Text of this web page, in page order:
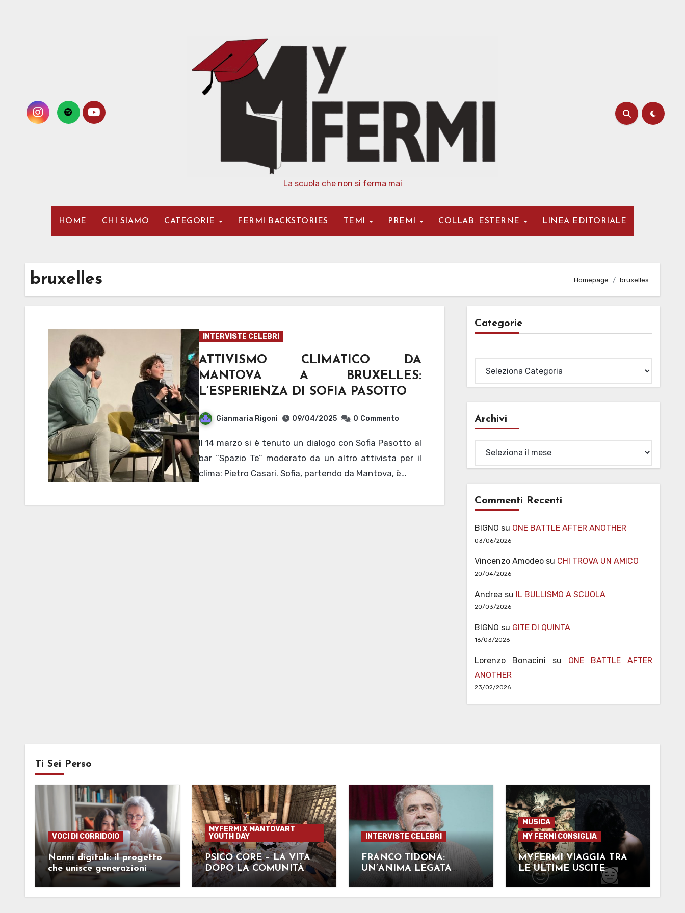
La scuola che non si ferma mai
HOME CHI SIAMO CATEGORIE FERMI BACKSTORIES TEMI PREMI COLLAB. ESTERNE LINEA EDITORIALE
bruxelles Homepage bruxelles
INTERVISTE CELEBRI
ATTIVISMO CLIMATICO DA
MANTOVA A BRUXELLES:
L’ESPERIENZA DI SOFIA PASOTTO
Gianmaria Rigoni 09/04/2025 0 Commento
Il 14 marzo si è tenuto un dialogo con Sofia Pasotto al
bar “Spazio Te” moderato da un altro attivista per il
clima: Pietro Casari. Sofia, partendo da Mantova, è…
Categorie
Archivi
Commenti Recenti
BIGNO su ONE BATTLE AFTER ANOTHER
03/06/2026
Vincenzo Amodeosu CHI TROVA UN AMICO
20/04/2026
Andrea su IL BULLISMO A SCUOLA
20/03/2026
BIGNO su GITE DI QUINTA
16/03/2026
Lorenzo Bonacini su ONE BATTLE AFTER
ANOTHER
23/02/2026
Ti Sei Perso
VOCI DI CORRIDOIO
Nonni digitali: il progetto
che unisce generazioni
MYFERMI X MANTOVART
YOUTH DAY
PSICO CORE – LA VITA
DOPO LA COMUNITÀ
INTERVISTE CELEBRI
FRANCO TIDONA:
UN’ANIMA LEGATA
INDISSOLUBILMENTE
MUSICA
MY FERMI CONSIGLIA
MYFERMI VIAGGIA TRA
LE ULTIME USCITE